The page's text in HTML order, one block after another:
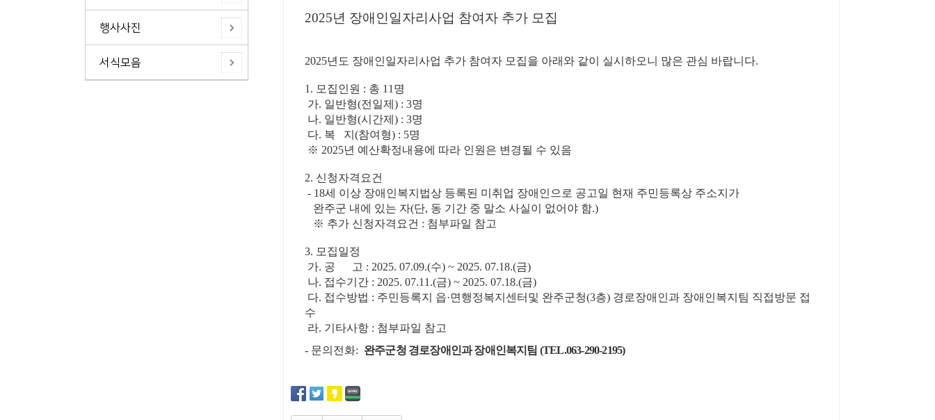
행사사진
서식모음
2025년 장애인일자리사업 참여자 추가 모집
2025년도 장애인일자리사업 추가 참여자 모집을 아래와 같이 실시하오니 많은 관심 바랍니다.
1. 모집인원 : 총 11명
가. 일반형(전일제) : 3명
나. 일반형(시간제) : 3명
다. 복 지(참여형) : 5명
※ 2025년 예산확정내용에 따라 인원은 변경될 수 있음
2. 신청자격요건
- 18세 이상 장애인복지법상 등록된 미취업 장애인으로 공고일 현재 주민등록상 주소지가
완주군 내에 있는 자(단, 동 기간 중 말소 사실이 없어야 함.)
※ 추가 신청자격요건 : 첨부파일 참고
3. 모집일정
가. 공 고 : 2025. 07.09.(수) ~ 2025. 07.18.(금)
나. 접수기간 : 2025. 07.11.(금) ~ 2025. 07.18.(금)
다. 접수방법 : 주민등록지 읍·면행정복지센터및 완주군청(3층) 경로장애인과 장애인복지팀 직접방문 접
수
라. 기타사항 : 첨부파일 참고
- 문의전화: 완주군청 경로장애인과 장애인복지팀 (TEL.063-290-2195)